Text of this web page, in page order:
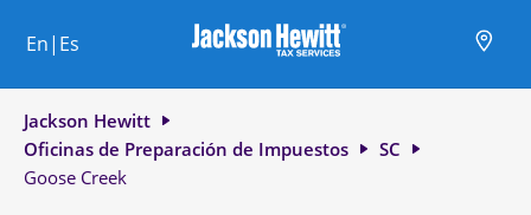
En|Es
Jackson Hewitt
Oficinas de Preparación de Impuestos
SC
Goose Creek